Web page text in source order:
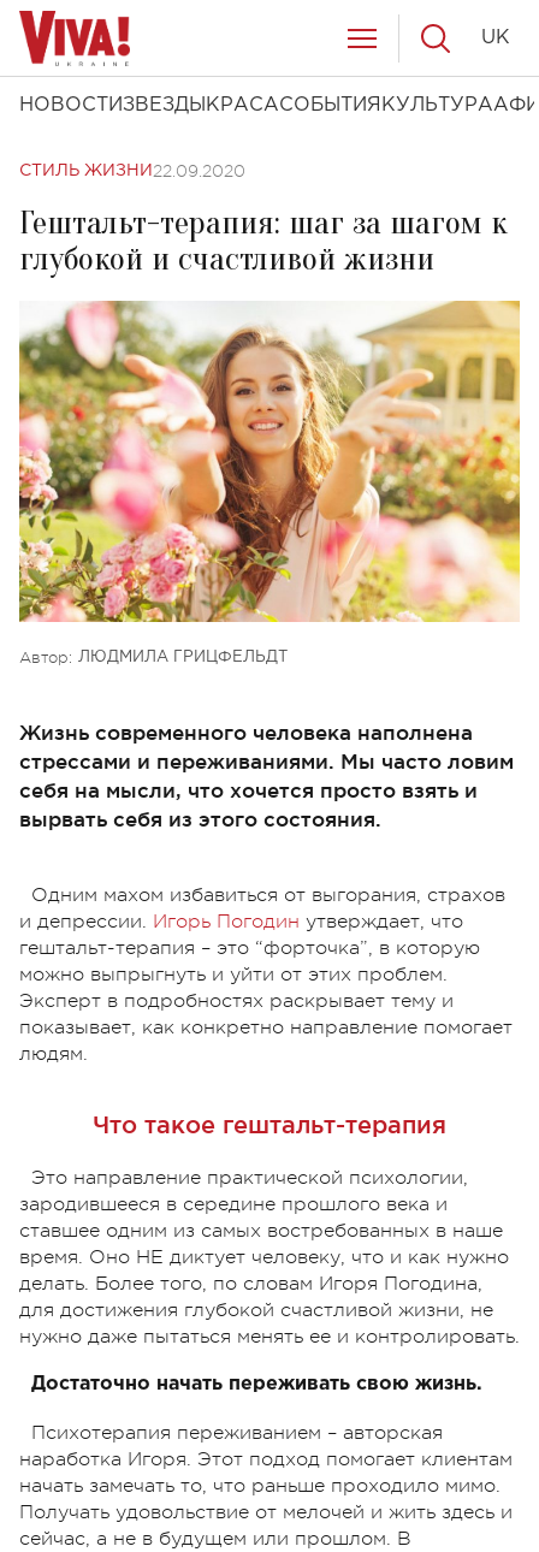
НОВОСТИ ЗВЕЗДЫ КРАСАСОБЫТИЯ КУЛЬТУРА
UK
СТИЛЬ ЖИЗНИ 22.09.2020
Гештальт-терапия: шаг за шагом к
глубокой и счастливой жизни
Автор: ЛЮДМИЛА ГРИЦФЕЛЬДТ
Жизнь современного человека наполнена
стрессами и переживаниями. Мы часто ловим
себя на мысли, что хочется просто взять и
вырвать себя из этого состояния.
Одним махом избавиться от выгорания, страхов
и депрессии. Игорь Погодин утверждает, что
гештальт-терапия – это “форточка”, в которую
можно выпрыгнуть и уйти от этих проблем.
Эксперт в подробностях раскрывает тему и
показывает, как конкретно направление помогает
людям.
Что такое гештальт-терапия
Это направление практической психологии,
зародившееся в середине прошлого века и
ставшее одним из самых востребованных в наше
время. Оно НЕ диктует человеку, что и как нужно
делать. Более того, по словам Игоря Погодина,
для достижения глубокой счастливой жизни, не
нужно даже пытаться менять ее и контролировать.
Достаточно начать переживать свою жизнь.
Психотерапия переживанием – авторская
наработка Игоря. Этот подход помогает клиентам
начать замечать то, что раньше проходило мимо.
Получать удовольствие от мелочей и жить здесь и
сейчас, а не в будущем или прошлом. В